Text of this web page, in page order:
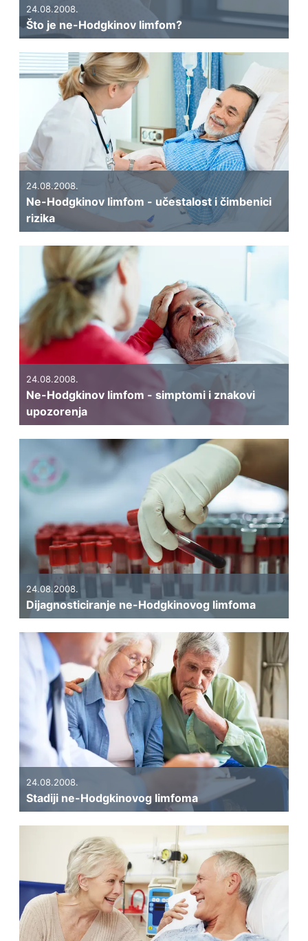
24.08.2008.
Što je ne-Hodgkinov limfom?
24.08.2008.
Ne-Hodgkinov limfom - učestalost i čimbenici
rizika
24.08.2008.
Ne-Hodgkinov limfom - simptomi i znakovi
upozorenja
24.08.2008.
Dijagnosticiranje ne-Hodgkinovog limfoma
24.08.2008.
Stadiji ne-Hodgkinovog limfoma